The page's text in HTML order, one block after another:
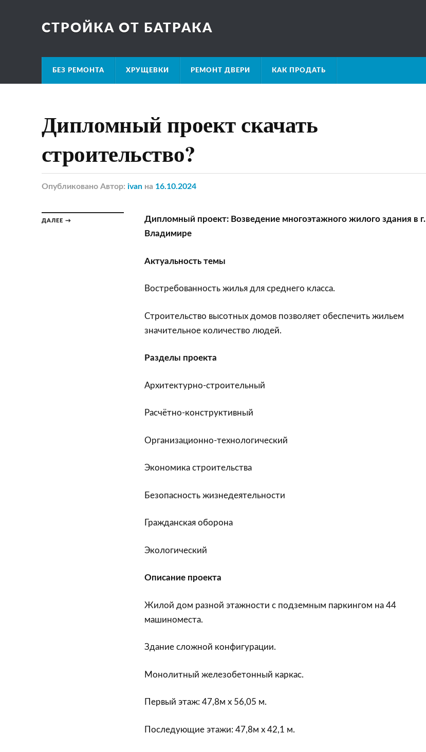
СТРОЙКА ОТ БАТРАКА
БЕЗ РЕМОНТА ХРУЩЕВКИ РЕМОНТ ДВЕРИ КАК ПРОДАТЬ
Дипломный проект скачать
строительство?
Опубликовано Автор: ivan на 16.10.2024
ДАЛЕЕ →
Дипломный проект: Возведение многоэтажного жилого здания в г.
Владимире
Актуальность темы
Востребованность жилья для среднего класса.
Строительство высотных домов позволяет обеспечить жильем
значительное количество людей.
Разделы проекта
Архитектурно-строительный
Расчётно-конструктивный
Организационно-технологический
Экономика строительства
Безопасность жизнедеятельности
Гражданская оборона
Экологический
Описание проекта
Жилой дом разной этажности с подземным паркингом на 44
машиноместа.
Здание сложной конфигурации.
Монолитный железобетонный каркас.
Первый этаж: 47,8м х 56,05 м.
Последующие этажи: 47,8м х 42,1 м.